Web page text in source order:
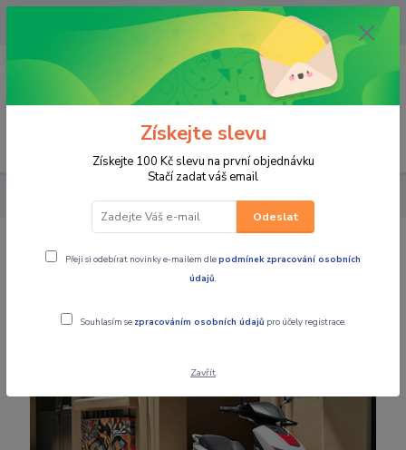
OPAVA 733537099/HLUČÍN
734541648/OLOMOUC 734593593
0,00 CZK
SKÚTRY MOTORRO Motorro R 50 EU5
Motorro R 50 EU5
Získejte slevu
Získejte 100 Kč slevu na první objednávku
Stačí zadat váš email
Odeslat
Přeji si odebírat novinky e-mailem dlepodmínek zpracování osobních
údajů.
Souhlasím se zpracováním osobních údajů pro účely registrace.
Zavřít